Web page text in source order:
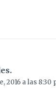
2016 a las 8:30